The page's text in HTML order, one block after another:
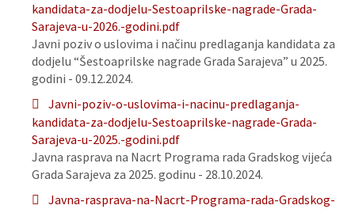
kandidata-za-dodjelu-Sestoaprilske-nagrade-Grada-
Sarajeva-u-2026.-godini.pdf
Javni poziv o uslovima i načinu predlaganja kandidata za
dodjelu “Šestoaprilske nagrade Grada Sarajeva” u 2025.
godini - 09.12.2024.
Javni-poziv-o-uslovima-i-nacinu-predlaganja-
kandidata-za-dodjelu-Sestoaprilske-nagrade-Grada-
Sarajeva-u-2025.-godini.pdf
Javna rasprava na Nacrt Programa rada Gradskog vijeća
Grada Sarajeva za 2025. godinu - 28.10.2024.
Javna-rasprava-na-Nacrt-Programa-rada-Gradskog-